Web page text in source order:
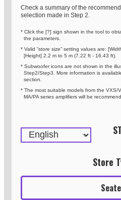
Check a summary of the
selection made in Step 2.
* Click the [?] sign shown in the tool to
the parameters.
* Valid “store size” setting values are:
[Height] 2.2 m to 5 m (7.22 ft - 16.43 ft).
* Subwoofer icons are not shown in the
Step2/Step3. More information is
section.
* The most suitable models from the VXS/
MA/PA series amplifiers will be
Store